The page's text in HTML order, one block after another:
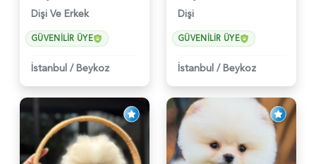
Dişi Ve Erkek
GÜVENILIR ÜYE
İstanbul / Beykoz
Dişi
GÜVENILIR ÜYE
İstanbul / Beykoz